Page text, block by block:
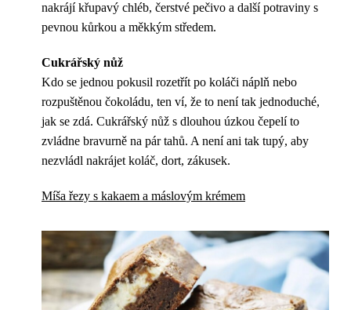
nakrájí křupavý chléb, čerstvé pečivo a další potraviny s
pevnou kůrkou a měkkým středem.
Cukrářský nůž
Kdo se jednou pokusil rozetřít po koláči náplň nebo
rozpuštěnou čokoládu, ten ví, že to není tak jednoduché,
jak se zdá. Cukrářský nůž s dlouhou úzkou čepelí to
zvládne bravurně na pár tahů. A není ani tak tupý, aby
nezvládl nakrájet koláč, dort, zákusek.
Míša řezy s kakaem a máslovým krémem